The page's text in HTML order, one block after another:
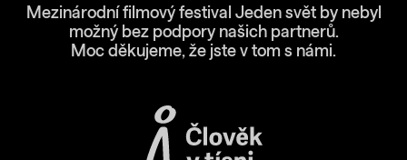
Mezinárodní filmový festival Jeden svět by nebyl
možný bez podpory našich partnerů.
Moc děkujeme, že jste v tom s námi.